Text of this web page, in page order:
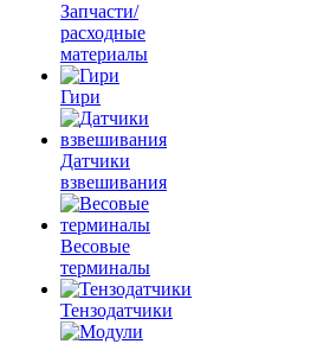
Запчасти/
расходные
материалы
Гири
Датчики
взвешивания
Весовые
терминалы
Тензодатчики